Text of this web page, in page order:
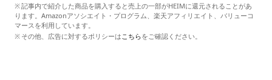
記事内で紹介した商品を購入すると売上の一部がHEIMに還元されることがあ
ります。Amazonアソシエイト・プログラム、楽天アフィリエイト、バリューコ
マースを利用しています。
その他、広告に対するポリシーはこちらをご確認ください。